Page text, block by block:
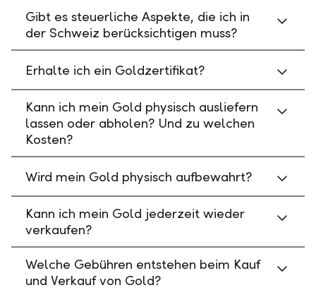
Gibt es steuerliche Aspekte, die ich in
der Schweiz berücksichtigen muss?
Erhalte ich ein Goldzertifikat?
Kann ich mein Gold physisch ausliefern
lassen oder abholen? Und zu welchen
Kosten?
Wird mein Gold physisch aufbewahrt?
Kann ich mein Gold jederzeit wieder
verkaufen?
Welche Gebühren entstehen beim Kauf
und Verkauf von Gold?